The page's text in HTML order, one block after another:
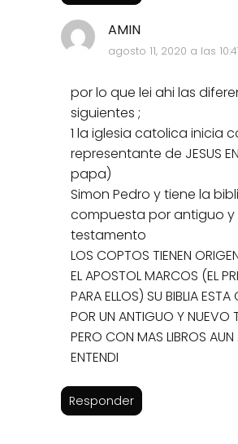
AMIN
agosto 11, 2020 a las
por lo que lei ahi las
siguientes ;
1 la iglesia catolica inicia
representante de JESUS EN
papa)
Simon Pedro y tiene la
compuesta por antiguo y
testamento
LOS COPTOS TIENEN
EL APOSTOL MARCOS (EL
PARA ELLOS) SU BIBLIA
POR UN ANTIGUO Y NUEVO
PERO CON MAS LIBROS
ENTENDI
Responder